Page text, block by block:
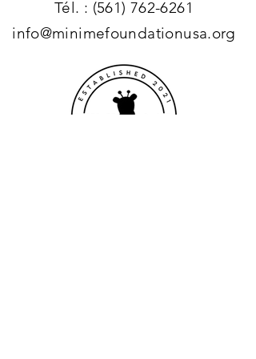
Tél. : (561) 762-6261
info@minimefoundationusa.org